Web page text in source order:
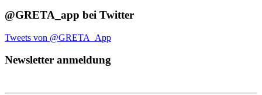
@GRETA_app bei Twitter
Tweets von @GRETA_App
Newsletter anmeldung